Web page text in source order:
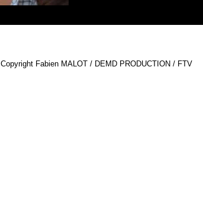
Copyright Fabien MALOT / DEMD PRODUCTION / FTV